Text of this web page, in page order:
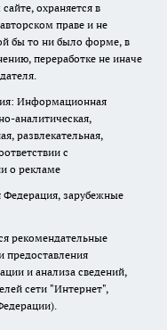
охраняется в
праве и не
бы то ни было форме, в
переработке не иначе
Информационная
аналитическая,
развлекательная,
с
о рекламе
Федерация, зарубежные
рекомендательные
предоставления
и анализа сведений,
сети "Интернет",